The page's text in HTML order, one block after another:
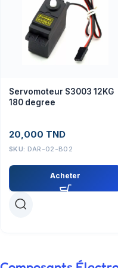
Servomoteur S3003 12KG
180 degree
20,000 TND
SKU: DAR-02-B02
Acheter